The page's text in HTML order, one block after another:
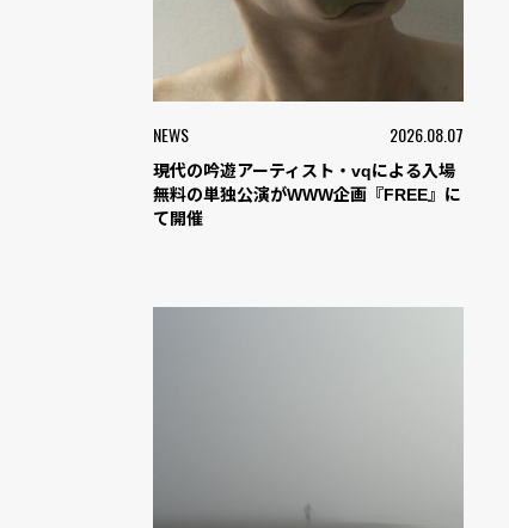
NEWS 2026.08.07
現代の吟遊アーティスト・vqによる入場
無料の単独公演がWWW企画『FREE』に
て開催